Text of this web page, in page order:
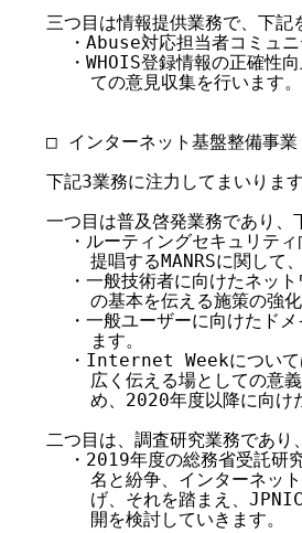
三つ目は情報提供業務で、下記
・Abuse対応担当者コミュニ
・WHOIS登録情報の正確性向
    ての意見収集を行います。
□ インターネット基盤整備事業
下記3業務に注力してまいります
一つ目は普及啓発業務であり、
・ルーティングセキュリテ
提唱するMANRSに関して、
・一般技術者に向けたネッ
の基本を伝える施策の強化
・一般ユーザーに向けたド
    ます。
・Internet Weekについて
広く伝える場としての意
め、2020年度以降に向け
二つ目は、調査研究業務であり
・2019年度の総務省受託研
名と紛争、インターネッ
げ、それを踏まえ、JPNIC
    開を検討していきます。